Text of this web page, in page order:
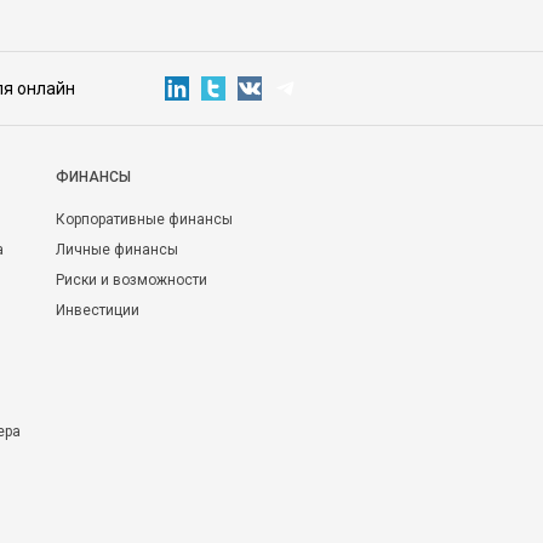
онлайн
ФИНАНСЫ
Корпоративные финансы
Личные финансы
Риски и возможности
Инвестиции